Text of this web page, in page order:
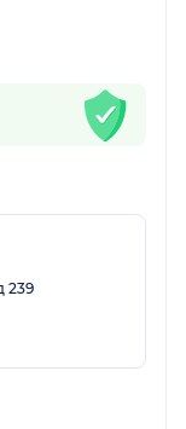
239